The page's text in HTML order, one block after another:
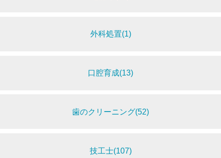
外科処置(1)
口腔育成(13)
歯のクリーニング(52)
技工士(107)